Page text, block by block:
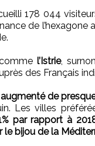
178 044
de l’hexagone
l’Istrie,
des Français
de
Les villes
par rapport à
le bijou de la